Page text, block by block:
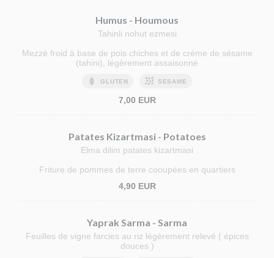
Humus - Houmous
Tahinli nohut ezmesi
Mezzé froid à base de pois chiches et de crème de sésame
(tahini), légèrement assaisonné
GLUTEN SESAME
7,00 EUR
Patates Kizartmasi - Potatoes
Elma dilim patates kizartmasi
Friture de pommes de terre cooupées en quartiers
4,90 EUR
Yaprak Sarma - Sarma
Feuilles de vigne farcies au riz légèrement relevé ( épices
douces )